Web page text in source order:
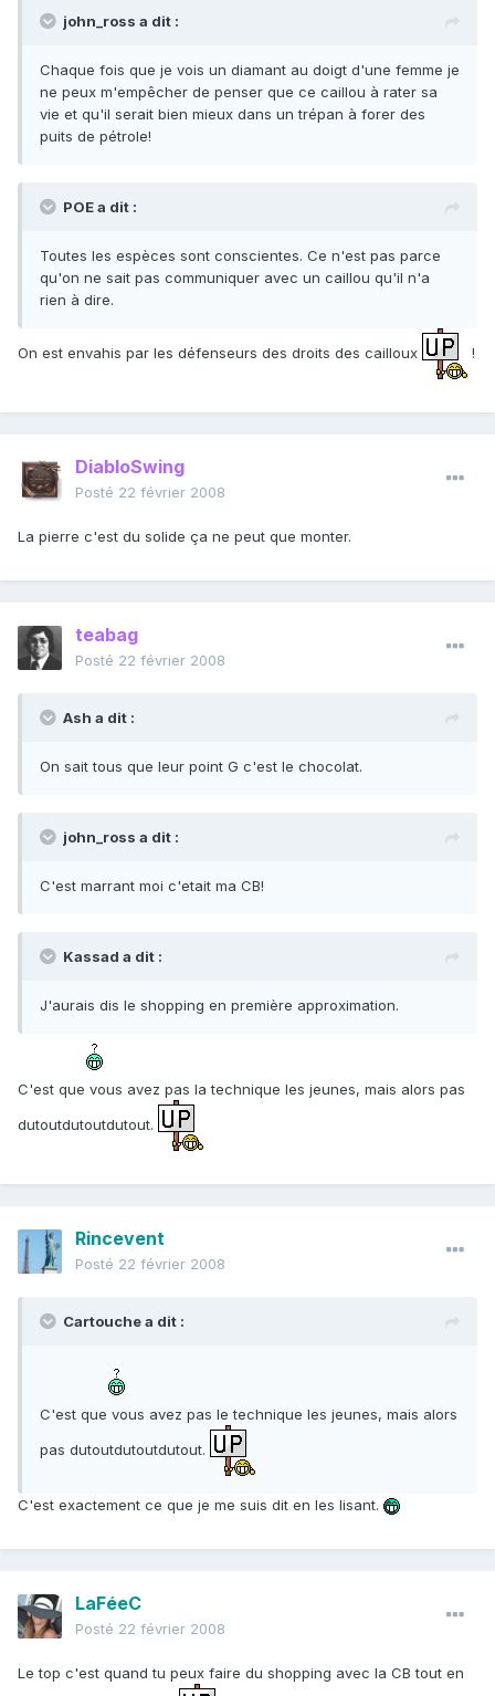
john_ross a dit :
Chaque fois que je vois un diamant au doigt d'une femme je
ne peux m'empêcher de penser que ce caillou à rater sa
vie et qu'il serait bien mieux dans un trépan à forer des
puits de pétrole!
POE a dit :
Toutes les espèces sont conscientes. Ce n'est pas parce
qu'on ne sait pas communiquer avec un caillou qu'il n'a
rien à dire.
On est envahis par les défenseurs des droits des cailloux !
DiabloSwing
Posté 22 février 2008
La pierre c'est du solide ça ne peut que monter.
teabag
Posté 22 février 2008
Ash a dit :
On sait tous que leur point G c'est le chocolat.
john_ross a dit :
C'est marrant moi c'etait ma CB!
Kassad a dit :
J'aurais dis le shopping en première approximation.
C'est que vous avez pas la technique les jeunes, mais alors pas
dutoutdutoutdutout.
Rincevent
Posté 22 février 2008
Cartouche a dit :
C'est que vous avez pas le technique les jeunes, mais alors
pas dutoutdutoutdutout.
C'est exactement ce que je me suis dit en les lisant.
LaFéeC
Posté 22 février 2008
Le top c'est quand tu peux faire du shopping avec la CB tout en